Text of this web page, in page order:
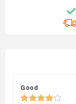
Good